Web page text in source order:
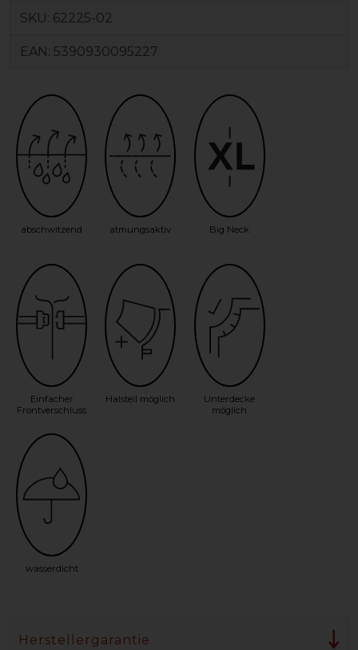
SKU: 62225-02
EAN: 5390930095227
abschwitzend atmungsaktiv Big Neck
Einfacher
Frontverschluss
Halsteil möglich
Unterdecke
möglich
wasserdicht
Herstellergarantie